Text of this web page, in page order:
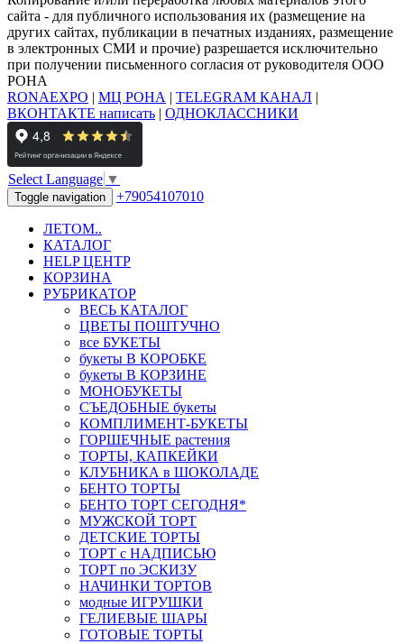
сайта - для публичного использования их (размещение на
других сайтах, публикации в печатных изданиях, размещение
в электронных СМИ и прочие) разрешается исключительно
при получении письменного согласия от руководителя ООО
РОНА
RONAEXPO | МЦ РОНА | TELEGRAM КАНАЛ |
ВКОНТАКТЕ написать | ОДНОКЛАССНИКИ
Select Language ▼
Toggle navigation +79054107010
ЛЕТОМ..
КАТАЛОГ
HELP ЦЕНТР
КОРЗИНА
РУБРИКАТОР
ВЕСЬ КАТАЛОГ
ЦВЕТЫ ПОШТУЧНО
все БУКЕТЫ
букеты В КОРОБКЕ
букеты В КОРЗИНЕ
МОНОБУКЕТЫ
СЪЕДОБНЫЕ букеты
КОМПЛИМЕНТ-БУКЕТЫ
ГОРШЕЧНЫЕ растения
ТОРТЫ, КАПКЕЙКИ
КЛУБНИКА в ШОКОЛАДЕ
БЕНТО ТОРТЫ
БЕНТО ТОРТ СЕГОДНЯ*
МУЖСКОЙ ТОРТ
ДЕТСКИЕ ТОРТЫ
ТОРТ с НАДПИСЬЮ
ТОРТ по ЭСКИЗУ
НАЧИНКИ ТОРТОВ
модные ИГРУШКИ
ГЕЛИЕВЫЕ ШАРЫ
ГОТОВЫЕ ТОРТЫ